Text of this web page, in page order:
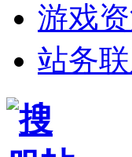
游戏
站务